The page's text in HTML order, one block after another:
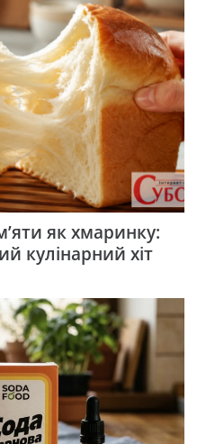
як хмаринку:
кулінарний хіт